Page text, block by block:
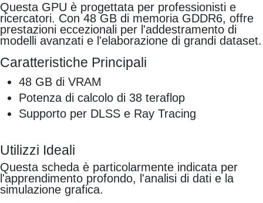
Questa GPU è progettata per professionisti e
ricercatori. Con 48 GB di memoria GDDR6, offre
prestazioni eccezionali per l'addestramento di
modelli avanzati e l'elaborazione di grandi dataset.
Caratteristiche Principali
48 GB di VRAM
Potenza di calcolo di 38 teraflop
Supporto per DLSS e Ray Tracing
Utilizzi Ideali
Questa scheda è particolarmente indicata per
l'apprendimento profondo, l'analisi di dati e la
simulazione grafica.